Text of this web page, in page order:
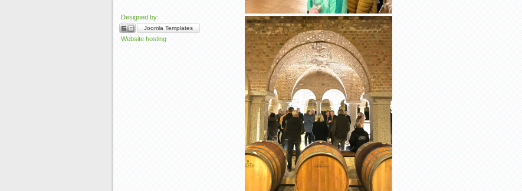
Designed by:
Joomla Templates
Website hosting